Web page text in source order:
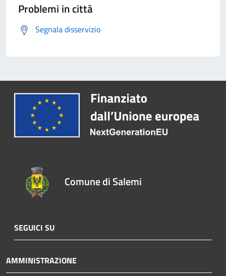
Problemi in città
Segnala disservizio
Comune di Salemi
SEGUICI SU
AMMINISTRAZIONE